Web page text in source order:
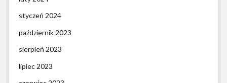
styczeń 2024
październik 2023
sierpień 2023
lipiec 2023